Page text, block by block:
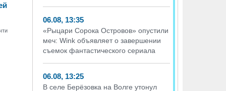
06.08, 13:35
«Рыцари Сорока Островов» опустили
меч: Wink объявляет о завершении
съемок фантастического сериала
06.08, 13:25
В селе Берёзовка на Волге утонул